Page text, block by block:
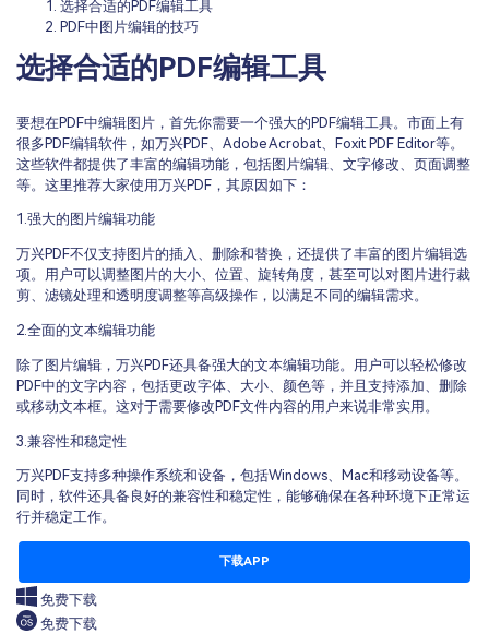
选择合适的PDF编辑工具
PDF中图片编辑的技巧
选择合适的PDF编辑工具
要想在PDF中编辑图片，首先你需要一个强大的PDF编辑工具。市面上有
很多PDF编辑软件，如万兴PDF、Adobe Acrobat、Foxit PDF Editor等。
这些软件都提供了丰富的编辑功能，包括图片编辑、文字修改、页面调整
等。这里推荐大家使用万兴PDF，其原因如下：
1.强大的图片编辑功能
万兴PDF不仅支持图片的插入、删除和替换，还提供了丰富的图片编辑选
项。用户可以调整图片的大小、位置、旋转角度，甚至可以对图片进行裁
剪、滤镜处理和透明度调整等高级操作，以满足不同的编辑需求。
2.全面的文本编辑功能
除了图片编辑，万兴PDF还具备强大的文本编辑功能。用户可以轻松修改
PDF中的文字内容，包括更改字体、大小、颜色等，并且支持添加、删除
或移动文本框。这对于需要修改PDF文件内容的用户来说非常实用。
3.兼容性和稳定性
万兴PDF支持多种操作系统和设备，包括Windows、Mac和移动设备等。
同时，软件还具备良好的兼容性和稳定性，能够确保在各种环境下正常运
行并稳定工作。
下载APP
免费下载
免费下载